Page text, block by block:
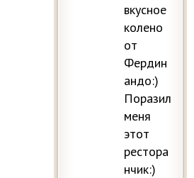
вкусное
колено
от
Фердин
андо:)
Поразил
меня
этот
рестора
нчик:)